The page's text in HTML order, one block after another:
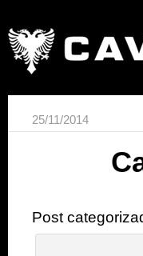
25/11/2014
Post